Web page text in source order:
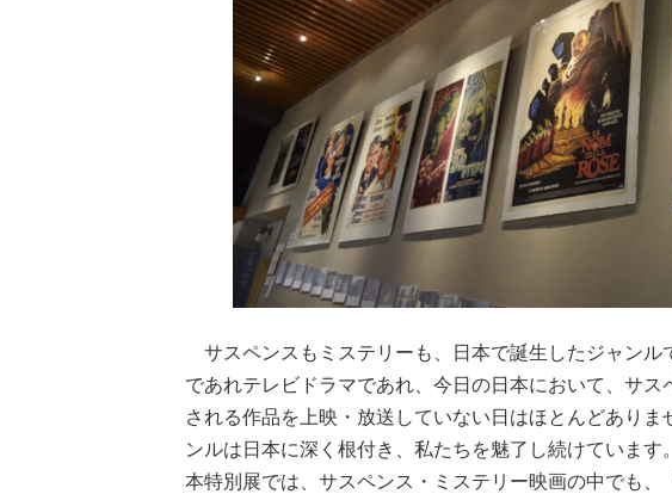
サスペンスもミステリーも、日本で誕生したジャンル
であれテレビドラマであれ、今日の日本において、サ
される作品を上映・放送していない日はほとんどあり
ンルは日本に深く根付き、私たちを魅了し続けています。
本特別展では、サスペンス・ミステリー映画の中でも、